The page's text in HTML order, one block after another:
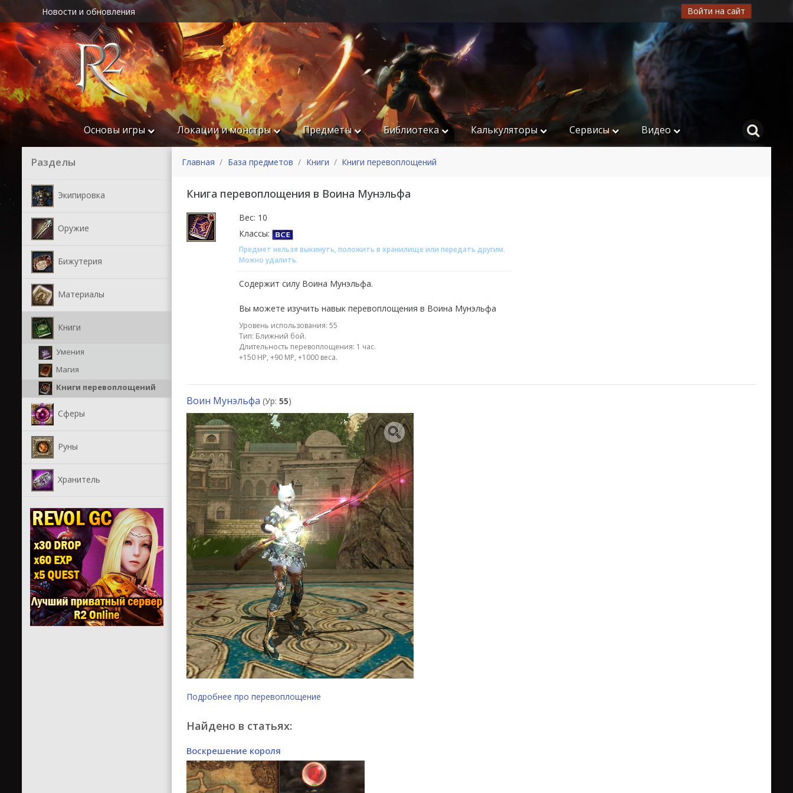
Новости и обновления Войти на сайт
Основы игры Локации и монстры Предметы Библиотека Калькуляторы Сервисы Видео
Разделы
Экипировка
Оружие
Бижутерия
Материалы
Книги
Умения
Магия
Книги перевоплощений
Сферы
Руны
Хранитель
Главная База предметов Книги Книги перевоплощений
Книга перевоплощения в Воина Мунэльфа
Вес: 10
Классы:
Предмет нельзя выкинуть, положить в хранилище или передать другим.
Можно удалить.
Содержит силу Воина Мунэльфа.
Вы можете изучить навык перевоплощения в Воина Мунэльфа
Уровень использования: 55
Тип: Ближний бой.
Длительность перевоплощения: 1 час.
+150 НР, +90 МР, +1000 веса.
Воин Мунэльфа (Ур: 55)
Подробнее про перевоплощение
Найдено в статьях:
Воскрешение короля